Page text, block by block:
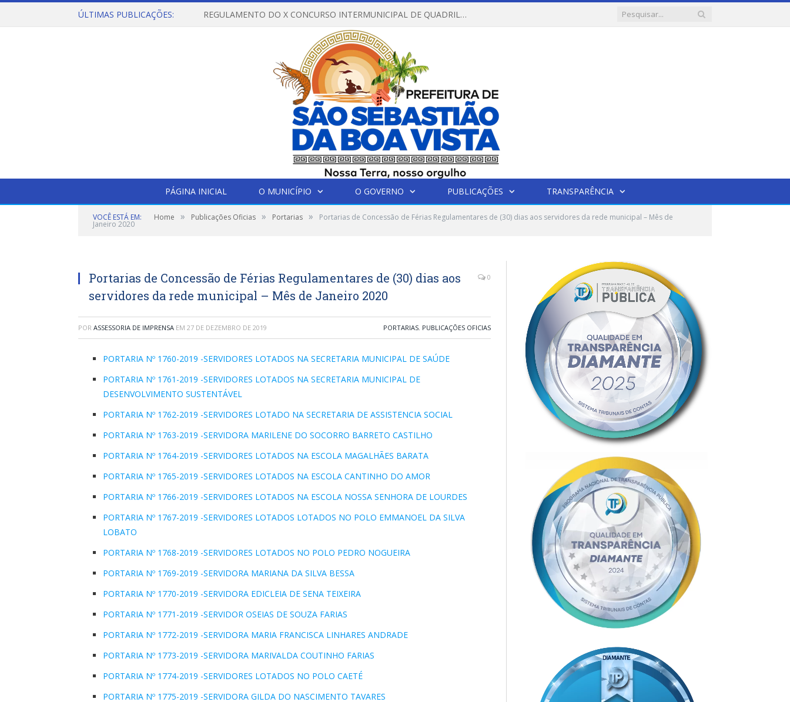
ÚLTIMAS PUBLICAÇÕES: REGULAMENTO DO X CONCURSO INTERMUNICIPAL DE QUADRILHAS JUNINAS – 2026 – ARRAIÁ DA VENEZA
PÁGINA INICIAL O MUNICÍPIO O GOVERNO PUBLICAÇÕES TRANSPARÊNCIA
VOCÊ ESTÁ EM: Home » Publicações Oficias » Portarias » Portarias de Concessão de Férias Regulamentares de (30) dias aos servidores da rede municipal – Mês de
Janeiro 2020
Portarias de Concessão de Férias Regulamentares de (30) dias aos
servidores da rede municipal – Mês de Janeiro 2020
0
POR ASSESSORIA DE IMPRENSA EM 27 DE DEZEMBRO DE 2019 PORTARIAS, PUBLICAÇÕES OFICIAS
PORTARIA Nº 1760-2019 -SERVIDORES LOTADOS NA SECRETARIA MUNICIPAL DE SAÚDE
PORTARIA Nº 1761-2019 -SERVIDORES LOTADOS NA SECRETARIA MUNICIPAL DE
DESENVOLVIMENTO SUSTENTÁVEL
PORTARIA Nº 1762-2019 -SERVIDORES LOTADO NA SECRETARIA DE ASSISTENCIA SOCIAL
PORTARIA Nº 1763-2019 -SERVIDORA MARILENE DO SOCORRO BARRETO CASTILHO
PORTARIA Nº 1764-2019 -SERVIDORES LOTADOS NA ESCOLA MAGALHÃES BARATA
PORTARIA Nº 1765-2019 -SERVIDORES LOTADOS NA ESCOLA CANTINHO DO AMOR
PORTARIA Nº 1766-2019 -SERVIDORES LOTADOS NA ESCOLA NOSSA SENHORA DE LOURDES
PORTARIA Nº 1767-2019 -SERVIDORES LOTADOS LOTADOS NO POLO EMMANOEL DA SILVA
LOBATO
PORTARIA Nº 1768-2019 -SERVIDORES LOTADOS NO POLO PEDRO NOGUEIRA
PORTARIA Nº 1769-2019 -SERVIDORA MARIANA DA SILVA BESSA
PORTARIA Nº 1770-2019 -SERVIDORA EDICLEIA DE SENA TEIXEIRA
PORTARIA Nº 1771-2019 -SERVIDOR OSEIAS DE SOUZA FARIAS
PORTARIA Nº 1772-2019 -SERVIDORA MARIA FRANCISCA LINHARES ANDRADE
PORTARIA Nº 1773-2019 -SERVIDORA MARIVALDA COUTINHO FARIAS
PORTARIA Nº 1774-2019 -SERVIDORES LOTADOS NO POLO CAETÉ
PORTARIA Nº 1775-2019 -SERVIDORA GILDA DO NASCIMENTO TAVARES